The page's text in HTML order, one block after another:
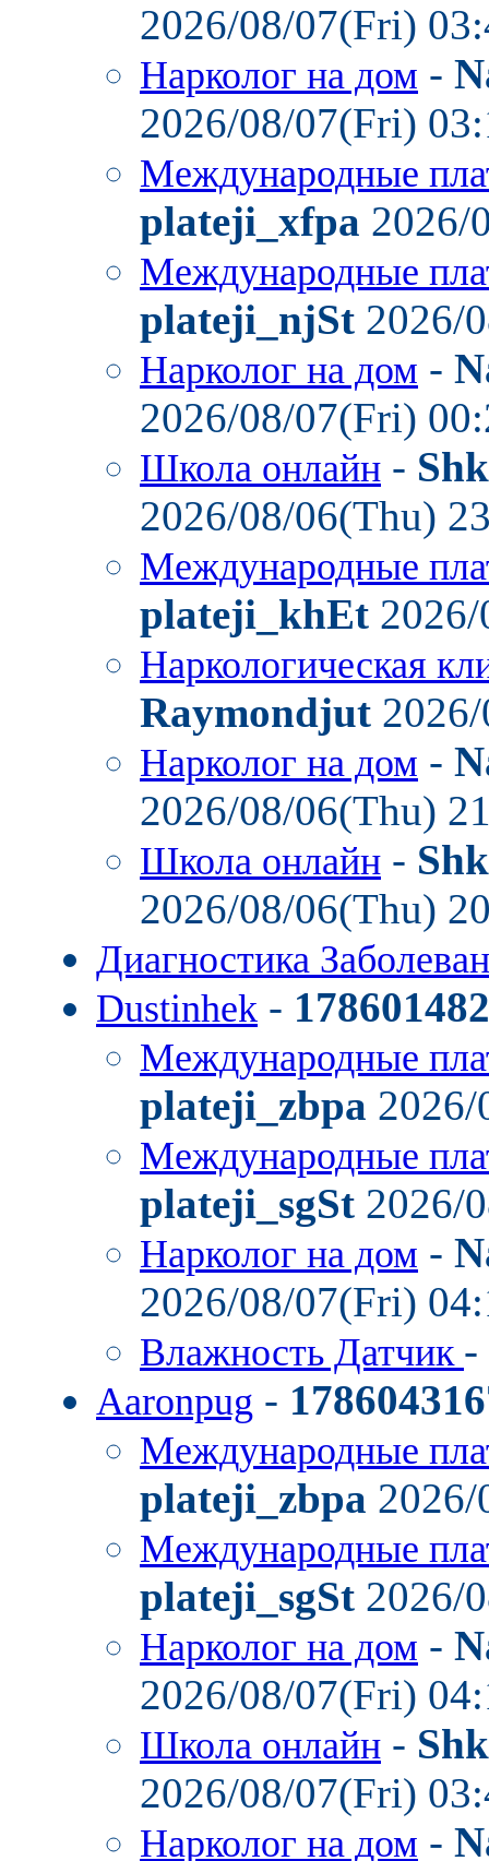
2026/08/07(Fri)
Нарколог на дом -
2026/08/07(Fri)
Международные
plateji_xfpa 2026/
Международные
plateji_njSt 2026/
Нарколог на дом -
2026/08/07(Fri)
Школа онлайн -
2026/08/06(Thu)
Международные
plateji_khEt
Наркологическая
Raymondjut
Нарколог на дом -
2026/08/06(Thu)
Школа онлайн -
2026/08/06(Thu)
Диагностика
Dustinhek -
Международные
plateji_zbpa
Международные
plateji_sgSt 2026/
Нарколог на дом -
2026/08/07(Fri)
Влажность Датчик -
Aaronpug -
Международные
plateji_zbpa
Международные
plateji_sgSt 2026/
Нарколог на дом -
2026/08/07(Fri)
Школа онлайн -
2026/08/07(Fri)
Нарколог на дом -